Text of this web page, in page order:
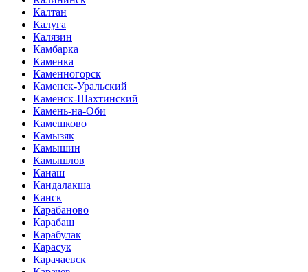
Калтан
Калуга
Калязин
Камбарка
Каменка
Каменногорск
Каменск-Уральский
Каменск-Шахтинский
Камень-на-Оби
Камешково
Камызяк
Камышин
Камышлов
Канаш
Кандалакша
Канск
Карабаново
Карабаш
Карабулак
Карасук
Карачаевск